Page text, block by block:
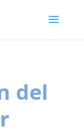
del